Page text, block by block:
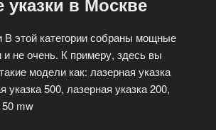
В этой категории собраны мощные
и не очень. К примеру, здесь вы
модели как: лазерная указка
указка 500, лазерная указка 200,
50 mw